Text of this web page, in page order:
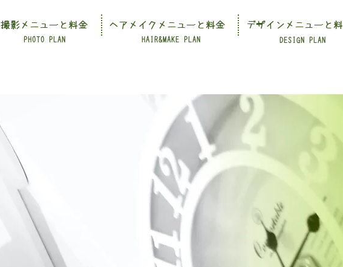
PHOTO PLAN HAIR&MAKE PLAN DESIGN PLAN
撮影メニューと料金 ヘアメイクメニューと料金 デザインメニューと